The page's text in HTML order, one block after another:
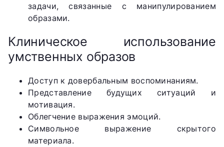
задачи, связанные с манипулированием
образами.
Клиническое использование
умственных образов
Доступ к довербальным воспоминаниям.
Представление будущих ситуаций и
мотивация.
Облегчение выражения эмоций.
Символьное выражение скрытого
материала.